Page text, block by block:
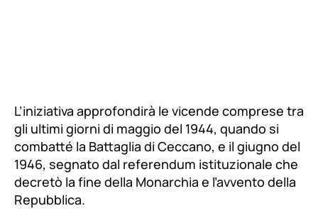
L’iniziativa approfondirà le vicende comprese tra
gli ultimi giorni di maggio del 1944, quando si
combatté la Battaglia di Ceccano, e il giugno del
1946, segnato dal referendum istituzionale che
decretò la fine della Monarchia e l’avvento della
Repubblica.